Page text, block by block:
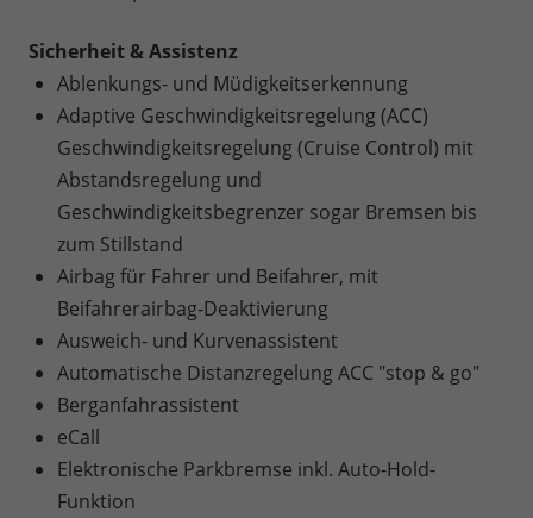
Sicherheit & Assistenz
Ablenkungs- und Müdigkeitserkennung
Adaptive Geschwindigkeitsregelung (ACC)
Geschwindigkeitsregelung (Cruise Control) mit
Abstandsregelung und
Geschwindigkeitsbegrenzer sogar Bremsen bis
zum Stillstand
Airbag für Fahrer und Beifahrer, mit
Beifahrerairbag-Deaktivierung
Ausweich- und Kurvenassistent
Automatische Distanzregelung ACC "stop & go"
Berganfahrassistent
eCall
Elektronische Parkbremse inkl. Auto-Hold-
Funktion